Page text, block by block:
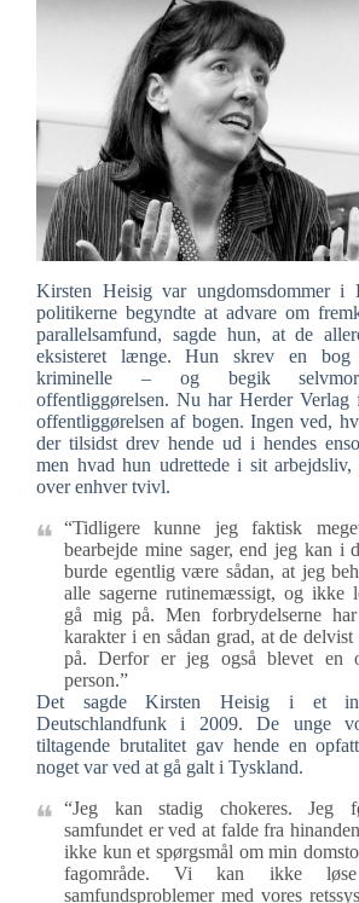
Kirsten Heisig var ungdomsdommer i
politikerne begyndte at advare om
parallelsamfund, sagde hun, at de
eksisteret længe. Hun skrev en
kriminelle – og begik
offentliggørelsen. Nu har Herder Verlag
offentliggørelsen af bogen. Ingen ved,
der tilsidst drev hende ud i hendes
men hvad hun udrettede i sit
over enhver tvivl.
“Tidligere kunne jeg faktisk
bearbejde mine sager, end jeg kan i
burde egentlig være sådan, at jeg
alle sagerne rutinemæssigt, og ikke
gå mig på. Men forbrydelserne
karakter i en sådan grad, at de
på. Derfor er jeg også blevet en
person.”
Det sagde Kirsten Heisig i et
Deutschlandfunk i 2009. De unge
tiltagende brutalitet gav hende en
noget var ved at gå galt i Tyskland.
“Jeg kan stadig chokeres. Jeg
samfundet er ved at falde fra
ikke kun et spørgsmål om min
fagområde. Vi kan ikke
samfundsproblemer med vores